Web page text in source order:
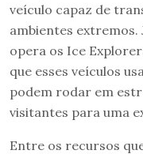
veículo capaz de
ambientes extremos.
opera os Ice
que esses veículos
podem rodar em
visitantes para uma
Entre os recursos